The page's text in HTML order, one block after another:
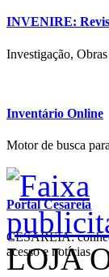
INVENIRE:
Investigação,
Inventário Online
Motor de busca
Portal Cesareia
CESAREIA:
acesso e notícias
LOJA